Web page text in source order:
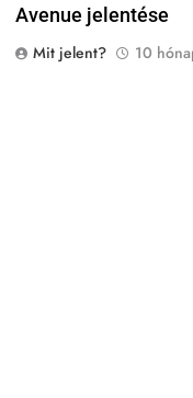
Avenue jelentése
Mit jelent?
10